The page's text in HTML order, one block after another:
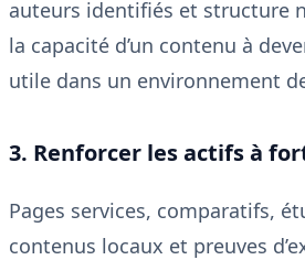
auteurs identifiés et structure
la capacité d’un contenu à
utile dans un environnement
3. Renforcer les actifs à
Pages services, comparatifs,
contenus locaux et preuves